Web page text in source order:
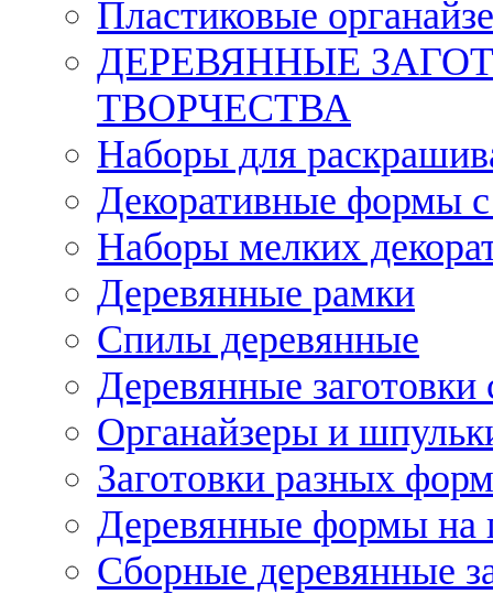
Пластиковые
ДЕРЕВЯННЫЕ
ТВОРЧЕСТВА
Наборы для
Декоративные формы с
Наборы мелких
Деревянные рамки
Спилы деревянные
Деревянные заготовки
Органайзеры и
Заготовки разных
Деревянные формы на
Сборные деревянные